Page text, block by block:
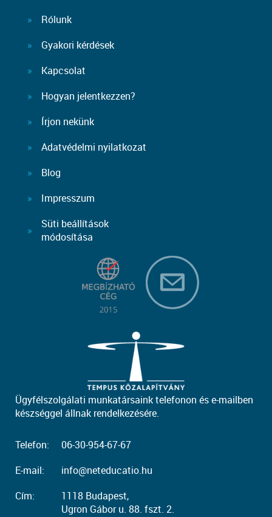
Rólunk
Gyakori kérdések
Kapcsolat
Hogyan jelentkezzen?
Írjon nekünk
Adatvédelmi nyilatkozat
Blog
Impresszum
Süti beállítások
módosítása
Ügyfélszolgálati munkatársaink telefonon és e-mailben
készséggel állnak rendelkezésére.
Telefon:
06-30-954-67-67
E-mail:
info@neteducatio.hu
Cím:
1118 Budapest,
Ugron Gábor u. 88. fszt. 2.